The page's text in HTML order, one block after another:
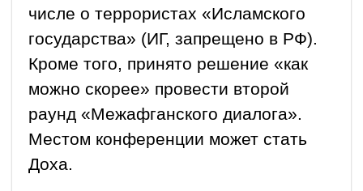
числе о террористах «Исламского
государства» (ИГ, запрещено в РФ).
Кроме того, принято решение «как
можно скорее» провести второй
раунд «Межафганского диалога».
Местом конференции может стать
Доха.